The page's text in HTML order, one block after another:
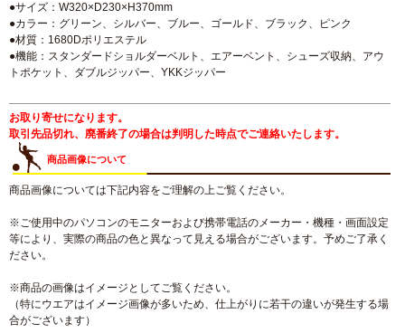
●サイズ：W320×D230×H370mm
●カラー：グリーン、シルバー、ブルー、ゴールド、ブラック、ピンク
●材質：1680Dポリエステル
●機能：スタンダードショルダーベルト、エアーベント、シューズ収納、アウ
トポケット、ダブルジッパー、YKKジッパー
お取り寄せになります。
取引先品切れ、廃番終了の場合は判明した時点でご連絡いたします。
商品画像について
商品画像については下記内容をご理解の上ご覧ください。
※ご使用中のパソコンのモニターおよび携帯電話のメーカー・機種・画面設定
等により、実際の商品の色と異なって見える場合がございます。予めご了承く
ださい。
※商品の画像はイメージとしてご覧ください。
（特にウエアはイメージ画像が多いため、仕上がりに若干の違いが発生する場
合がございます）